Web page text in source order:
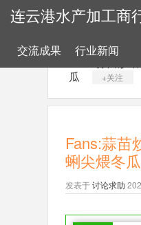
连云港水产加工商
交流成果 行业新闻
瓜
+关注
Fans:蒜苗
蜊尖煨冬瓜
发表于讨论求助